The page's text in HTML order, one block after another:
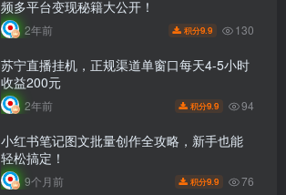
频多平台变现秘籍大公开！
2年前 积分9.9 130
苏宁直播挂机，正规渠道单窗口每天4-5小时
收益200元
2年前 积分9.9 94
小红书笔记图文批量创作全攻略，新手也能
轻松搞定！
9个月前 积分9.9 76